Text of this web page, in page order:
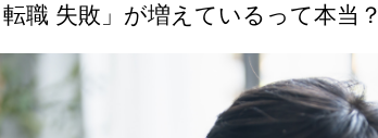
転職 失敗」が増えているって本当？